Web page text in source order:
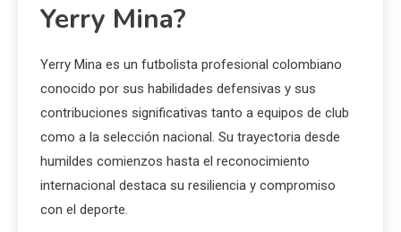
Yerry Mina?
Yerry Mina es un futbolista profesional colombiano
conocido por sus habilidades defensivas y sus
contribuciones significativas tanto a equipos de club
como a la selección nacional. Su trayectoria desde
humildes comienzos hasta el reconocimiento
internacional destaca su resiliencia y compromiso
con el deporte.